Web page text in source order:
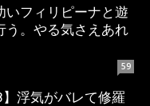
いフィリピーナと遊
う。やる気さえあれ
59
】浮気がバレて修羅